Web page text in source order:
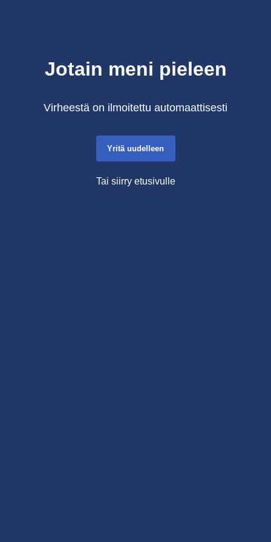
Jotain meni pieleen
Virheestä on ilmoitettu automaattisesti
Yritä uudelleen
Tai siirry etusivulle